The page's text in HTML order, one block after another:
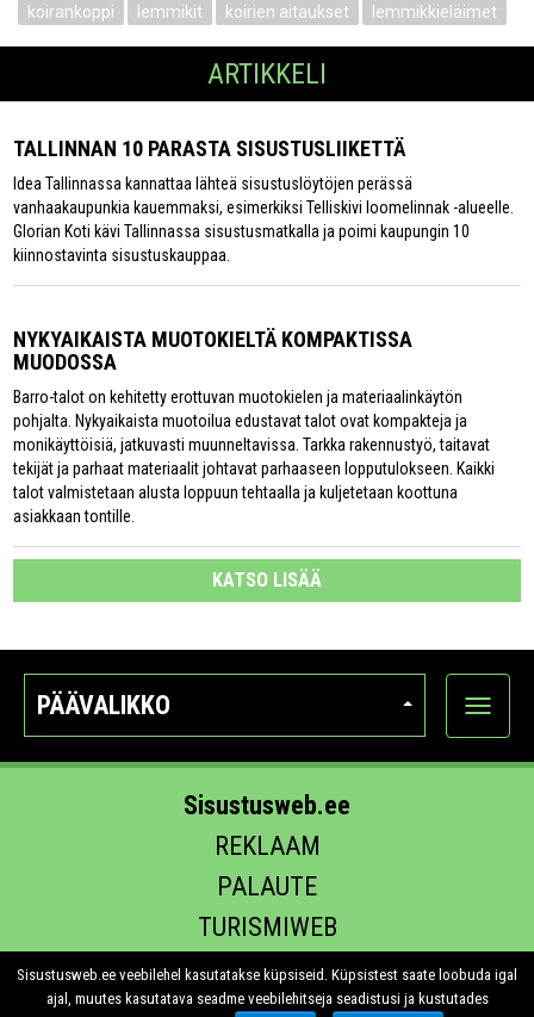
koirankoppi
lemmikit koirien aitaukset lemmikkieläimet
ARTIKKELI
TALLINNAN 10 PARASTA SISUSTUSLIIKETTÄ
Idea Tallinnassa kannattaa lähteä sisustuslöytöjen perässä
vanhaakaupunkia kauemmaksi, esimerkiksi Telliskivi loomelinnak -alueelle.
Glorian Koti kävi Tallinnassa sisustusmatkalla ja poimi kaupungin 10
kiinnostavinta sisustuskauppaa.
NYKYAIKAISTA MUOTOKIELTÄ KOMPAKTISSA
MUODOSSA
Barro-talot on kehitetty erottuvan muotokielen ja materiaalinkäytön
pohjalta. Nykyaikaista muotoilua edustavat talot ovat kompakteja ja
monikäyttöisiä, jatkuvasti muunneltavissa. Tarkka rakennustyö, taitavat
tekijät ja parhaat materiaalit johtavat parhaaseen lopputulokseen. Kaikki
talot valmistetaan alusta loppuun tehtaalla ja kuljetetaan koottuna
asiakkaan tontille.
KATSO LISÄÄ
PÄÄVALIKKO
Näytä
Sisustusweb.ee
REKLAAM
PALAUTE
TURISMIWEB
EHITUS.EE
Sisustusweb.ee veebilehel kasutatakse küpsiseid. Küpsistest saate loobuda igal
ajal, muutes kasutatava seadme veebilehitseja seadistusi ja kustutades